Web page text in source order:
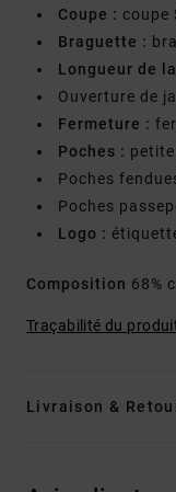
Coupe :
Braguette :
Longueur de
Ouverture de
Fermeture :
Poches :
Poches
Poches
Logo :
Composition 68%
Traçabilité du
Livraison &